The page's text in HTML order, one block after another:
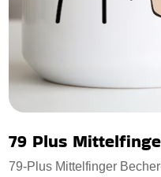
79 Plus
79-Plus Mittelfinger